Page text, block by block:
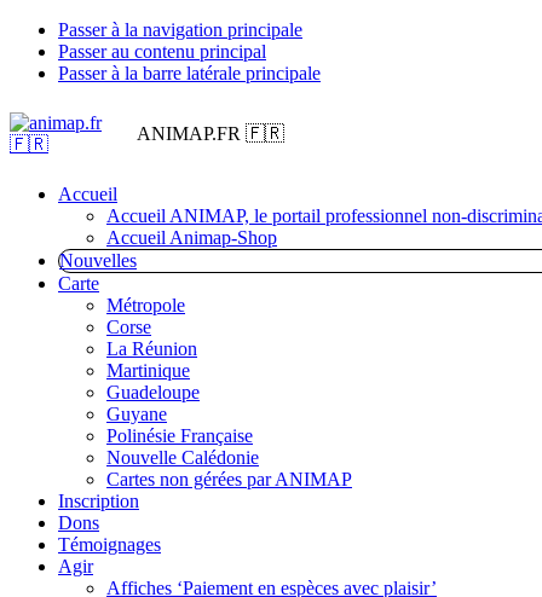
Passer à la navigation principale
Passer au contenu principal
Passer à la barre latérale principale
ANIMAP.FR 🇫🇷
Accueil
Accueil ANIMAP, le portail professionnel non-
Accueil Animap-Shop
Nouvelles
Carte
Métropole
Corse
La Réunion
Martinique
Guadeloupe
Guyane
Polinésie Française
Nouvelle Calédonie
Cartes non gérées par ANIMAP
Inscription
Dons
Témoignages
Agir
Affiches ‘Paiement en espèces avec plaisir’